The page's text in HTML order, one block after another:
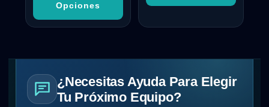
Opciones
¿Necesitas Ayuda Para Elegir
Tu Próximo Equipo?